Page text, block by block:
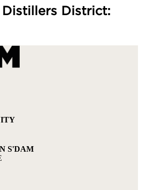
District:
S'DAM